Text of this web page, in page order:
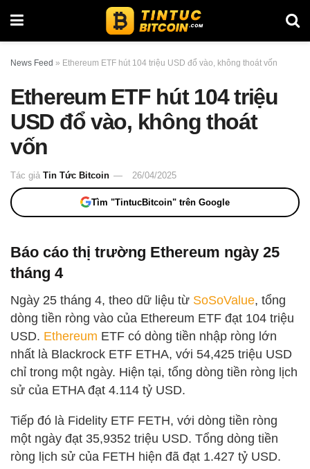
News Feed » Ethereum ETF hút 104 triệu USD đổ vào, không thoát vốn
Ethereum ETF hút 104 triệu
USD đổ vào, không thoát
vốn
Tác giả Tin Tức Bitcoin 26/04/2025
Tìm "TintucBitcoin" trên Google
Báo cáo thị trường Ethereum ngày 25
tháng 4
Ngày 25 tháng 4, theo dữ liệu từ SoSoValue, tổng
dòng tiền ròng vào của Ethereum ETF đạt 104 triệu
USD. Ethereum ETF có dòng tiền nhập ròng lớn
nhất là Blackrock ETF ETHA, với 54,425 triệu USD
chỉ trong một ngày. Hiện tại, tổng dòng tiền ròng lịch
sử của ETHA đạt 4.114 tỷ USD.
Tiếp đó là Fidelity ETF FETH, với dòng tiền ròng
một ngày đạt 35,9352 triệu USD. Tổng dòng tiền
ròng lịch sử của FETH hiện đã đạt 1.427 tỷ USD.